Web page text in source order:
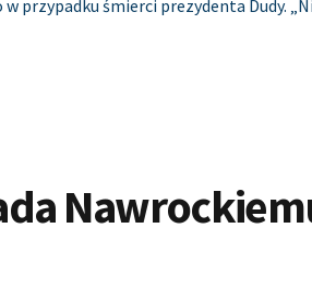
przypadku śmierci prezydenta Dudy.